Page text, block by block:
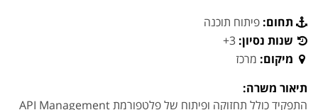
תחום: פיתוח תוכנה
שנות נסיון: 3+
מיקום: מרכז
תיאור משרה:
התפקיד כולל תחזוקה ופיתוח של פלטפורמת API Management